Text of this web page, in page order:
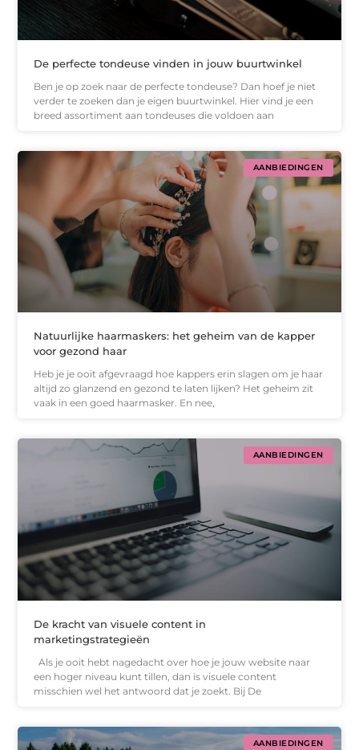
De perfecte tondeuse vinden in jouw buurtwinkel
Ben je op zoek naar de perfecte tondeuse? Dan hoef je niet
verder te zoeken dan je eigen buurtwinkel. Hier vind je een
breed assortiment aan tondeuses die voldoen aan
AANBIEDINGEN
Natuurlijke haarmaskers: het geheim van de kapper
voor gezond haar
Heb je je ooit afgevraagd hoe kappers erin slagen om je haar
altijd zo glanzend en gezond te laten lijken? Het geheim zit
vaak in een goed haarmasker. En nee,
AANBIEDINGEN
De kracht van visuele content in
marketingstrategieën
Als je ooit hebt nagedacht over hoe je jouw website naar
een hoger niveau kunt tillen, dan is visuele content
misschien wel het antwoord dat je zoekt. Bij De
AANBIEDINGEN